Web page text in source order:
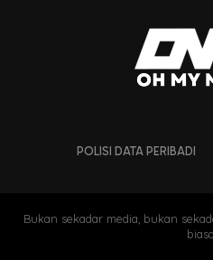
POLISI DATA PERIBADI
Bukan sekadar media, bukan